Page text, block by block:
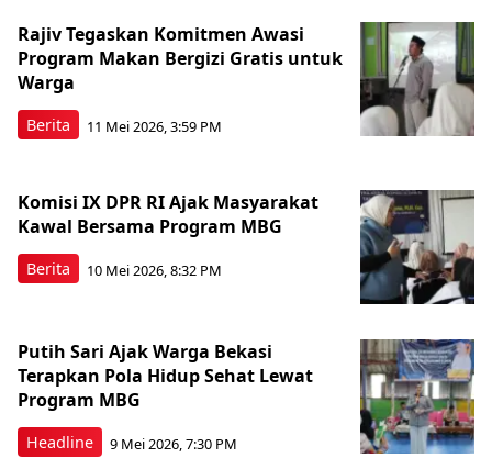
Berita
Rajiv Tegaskan Komitmen Awasi
Program Makan Bergizi Gratis untuk
Warga
11 Mei 2026, 3:59 PM
Berita
Komisi IX DPR RI Ajak Masyarakat
Kawal Bersama Program MBG
10 Mei 2026, 8:32 PM
Headline
Putih Sari Ajak Warga Bekasi
Terapkan Pola Hidup Sehat Lewat
Program MBG
9 Mei 2026, 7:30 PM